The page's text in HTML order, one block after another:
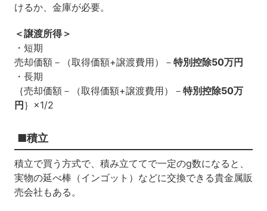
けるか、金庫が必要。
＜譲渡所得＞
・短期
売却価額－（取得価額+譲渡費用）－ 特別控除50万円
・長期
｛売却価額－（取得価額+譲渡費用）－ 特別控除50万
円｝×1/2
■積立
積立で買う方式で、積み立ててで一定のg数になると、
実物の延べ棒（インゴット）などに交換できる貴金属販
売会社もある。